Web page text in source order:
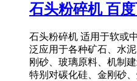
石头粉碎机 百
石头粉碎机 适用于软或
泛应用于各种矿石、水
刚砂、玻璃原料、机制
特别对碳化硅、金刚砂